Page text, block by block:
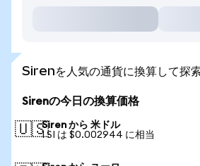
Sirenを人気の通貨に換算して探
Sirenの今日の換算価格
🇺🇸Siren から 米ドル
1 SI は $0.002944 に相当